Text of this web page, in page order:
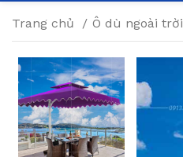
Trang chủ Ô dù ngoài trời